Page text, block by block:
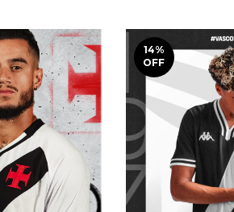
14%
OFF